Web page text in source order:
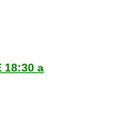
18:30 a